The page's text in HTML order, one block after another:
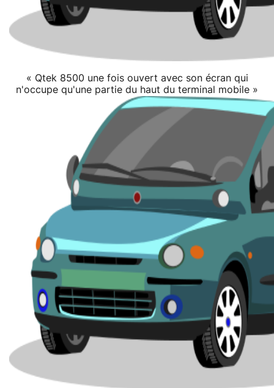
« Qtek 8500 une fois ouvert avec son écran qui
n'occupe qu'une partie du haut du terminal mobile »